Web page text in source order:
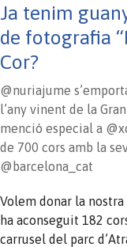
Ja tenim
de fotografia
Cor?
@nuriajume
l’any vinent de la
menció especial a
de 700 cors amb la
@barcelona_cat
Volem donar la
ha aconseguit 182
carrusel del parc